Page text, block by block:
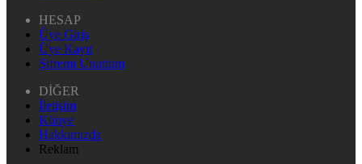
HESAP
Üye Giriş
Üye Kayıt
Şifremi Unuttum
DİĞER
İletişim
Künye
Hakkımızda
Reklam